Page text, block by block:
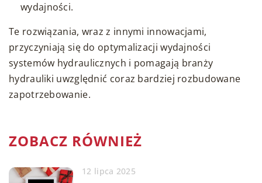
wydajności.
Te rozwiązania, wraz z innymi innowacjami,
przyczyniają się do optymalizacji wydajności
systemów hydraulicznych i pomagają branży
hydrauliki uwzględnić coraz bardziej rozbudowane
zapotrzebowanie.
ZOBACZ RÓWNIEŻ
12 lipca 2025